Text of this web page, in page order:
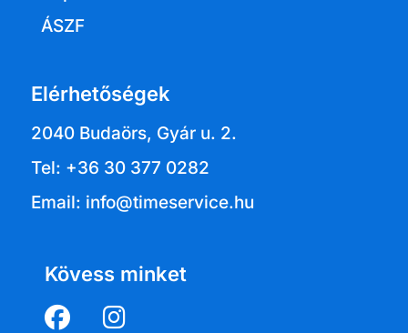
ÁSZF
Elérhetőségek
2040 Budaörs, Gyár u. 2.
Tel: +36 30 377 0282
Email: info@timeservice.hu
Kövess minket